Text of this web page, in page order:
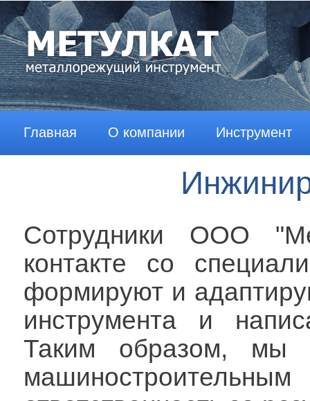
Главная О компании Инструмент
Сотрудники ООО
контакте со
формируют и
инструмента и
Таким образом, мы